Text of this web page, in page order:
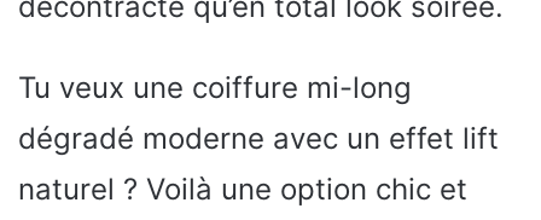
Tu veux une coiffure mi-long
dégradé moderne avec un effet lift
naturel ? Voilà une option chic et